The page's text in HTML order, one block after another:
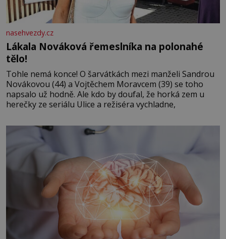
nasehvezdy.cz
Lákala Nováková řemeslníka na polonahé
tělo!
Tohle nemá konce! O šarvátkách mezi manželi Sandrou
Novákovou (44) a Vojtěchem Moravcem (39) se toho
napsalo už hodně. Ale kdo by doufal, že horká zem u
herečky ze seriálu Ulice a režiséra vychladne,